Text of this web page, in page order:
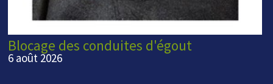
Blocage des conduites d'égout
6 août 2026